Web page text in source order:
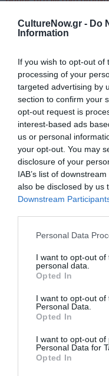
CultureNow.gr - Do
Information
If you wish to opt-out of
processing of your
targeted advertising by
section to confirm your
opt-out request is
interest-based ads
us or personal
your opt-out. You may
disclosure of your
IAB’s list of
also be disclosed by us
Downstream
Personal Data
I want to opt-out
personal data.
Opted In
I want to opt-out of
Personal Data.
Opted In
I want to opt-out of
Personal Data for
Opted In
Ταυτότητα
Περισσότερες
Ακολουθήστε το
μάθετε πρώτοι όλες
Δείτε όλα τα
Πολιτισμό στο
Νέοι
Tags
Newsletter
Κάθε βδομάδα στο
την Τέχνη και τον